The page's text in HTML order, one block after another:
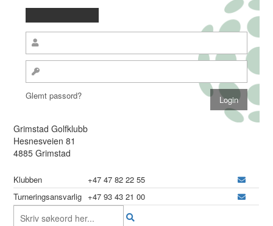
Glemt passord?
Grimstad Golfklubb
Hesnesveien 81
4885 Grimstad
Klubben
+47 47 82 22 55
Turneringsansvarlig +47 93 43 21 00